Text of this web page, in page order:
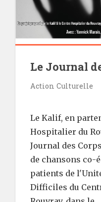
Le Journal
Action Culturelle
Le Kalif, en
Hospitalier du
Journal des
de chansons co-
patients de
Difficiles du